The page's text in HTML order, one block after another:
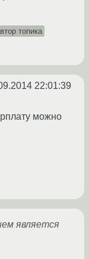
топика
22:01:39
можно
является